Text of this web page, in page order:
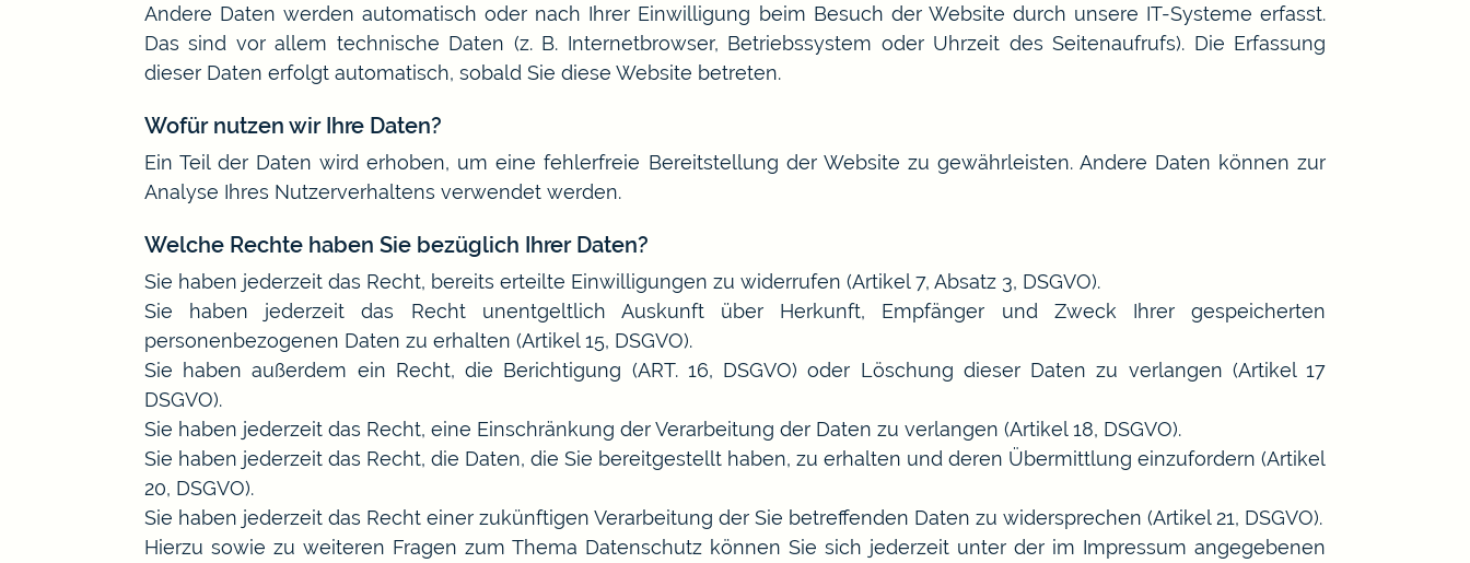
Andere Daten werden automatisch oder nach Ihrer Einwilligung beim Besuch der Website durch unsere IT-Systeme erfasst.
Das sind vor allem technische Daten (z. B. Internetbrowser, Betriebssystem oder Uhrzeit des Seitenaufrufs). Die Erfassung
dieser Daten erfolgt automatisch, sobald Sie diese Website betreten.
Wofür nutzen wir Ihre Daten?
Ein Teil der Daten wird erhoben, um eine fehlerfreie Bereitstellung der Website zu gewährleisten. Andere Daten können zur
Analyse Ihres Nutzerverhaltens verwendet werden.
Welche Rechte haben Sie bezüglich Ihrer Daten?
Sie haben jederzeit das Recht, bereits erteilte Einwilligungen zu widerrufen (Artikel 7, Absatz 3, DSGVO).
Sie haben jederzeit das Recht unentgeltlich Auskunft über Herkunft, Empfänger und Zweck Ihrer gespeicherten
personenbezogenen Daten zu erhalten (Artikel 15, DSGVO).
Sie haben außerdem ein Recht, die Berichtigung (ART. 16, DSGVO) oder Löschung dieser Daten zu verlangen (Artikel 17
DSGVO).
Sie haben jederzeit das Recht, eine Einschränkung der Verarbeitung der Daten zu verlangen (Artikel 18, DSGVO).
Sie haben jederzeit das Recht, die Daten, die Sie bereitgestellt haben, zu erhalten und deren Übermittlung einzufordern (Artikel
20, DSGVO).
Sie haben jederzeit das Recht einer zukünftigen Verarbeitung der Sie betreffenden Daten zu widersprechen (Artikel 21, DSGVO).
Hierzu sowie zu weiteren Fragen zum Thema Datenschutz können Sie sich jederzeit unter der im Impressum angegebenen